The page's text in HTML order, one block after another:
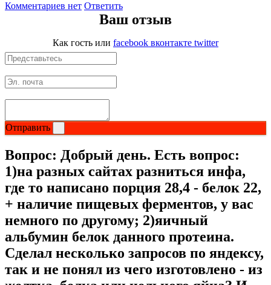
Комментариев нет Ответить
Ваш отзыв
Как гость или facebook вконтакте twitter
Отправить
Вопрос: Добрый день. Есть вопрос:
1)на разных сайтах разниться инфа,
где то написано порция 28,4 - белок 22,
+ наличие пищевых ферментов, у вас
немного по другому; 2)яичный
альбумин белок данного протеина.
Сделал несколько запросов по яндексу,
так и не понял из чего изготовлено - из